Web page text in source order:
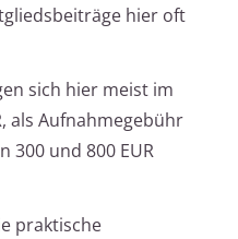
hier oft
sich hier meist im
als Aufnahmegebühr
300 und 800 EUR
praktische